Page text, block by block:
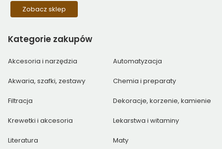
Zobacz sklep
Kategorie zakupów
Akcesoria i narzędzia Automatyzacja
Akwaria, szafki, zestawy Chemia i preparaty
Filtracja Dekoracje, korzenie, kamienie
Krewetki i akcesoria Lekarstwa i witaminy
Literatura Maty